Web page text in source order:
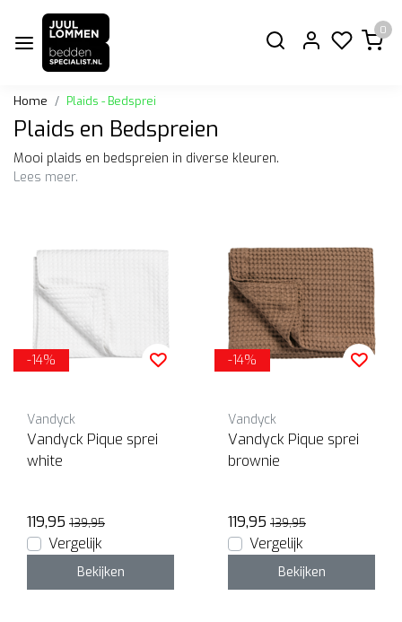
0
Home Plaids - Bedsprei
Plaids en Bedspreien
Mooi plaids en bedspreien in diverse kleuren.
Lees meer.
-14%
Vandyck
Vandyck Pique sprei
white
119,95 139,95
Vergelijk
Bekijken
-14%
Vandyck
Vandyck Pique sprei
brownie
119,95 139,95
Vergelijk
Bekijken